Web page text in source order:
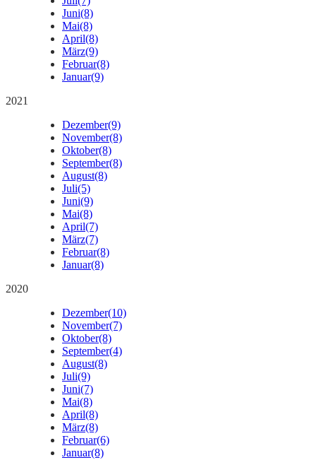
Juni(8)
Mai(8)
April(8)
März(9)
Februar(8)
Januar(9)
2021
Dezember(9)
November(8)
Oktober(8)
September(8)
August(8)
Juli(5)
Juni(9)
Mai(8)
April(7)
März(7)
Februar(8)
Januar(8)
2020
Dezember(10)
November(7)
Oktober(8)
September(4)
August(8)
Juli(9)
Juni(7)
Mai(8)
April(8)
März(8)
Februar(6)
Januar(8)